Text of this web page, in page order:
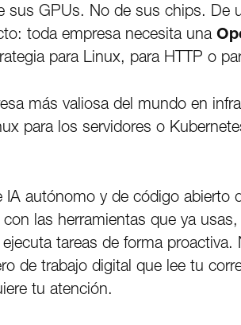
sus GPUs. No de sus chips. De
toda empresa necesita una
para Linux, para HTTP o
más valiosa del mundo en
para los servidores o
autónomo y de código abierto
las herramientas que ya
tareas de forma
de trabajo digital que lee tu
tu atención.